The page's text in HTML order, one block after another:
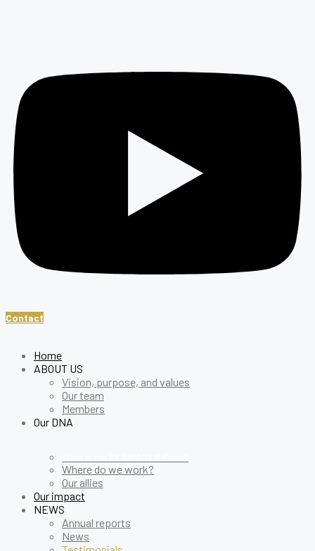
Contact
Home
ABOUT US
Vision, purpose, and values
Our team
Members
Our DNA
Where do we work?
Our allies
Our impact
NEWS
Annual reports
News